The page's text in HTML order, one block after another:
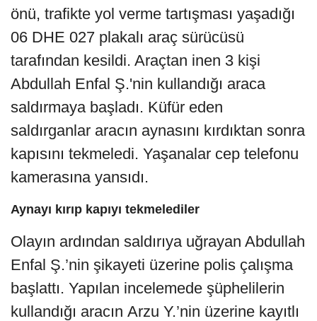
önü, trafikte yol verme tartışması yaşadığı
06 DHE 027 plakalı araç sürücüsü
tarafından kesildi. Araçtan inen 3 kişi
Abdullah Enfal Ş.'nin kullandığı araca
saldırmaya başladı. Küfür eden
saldırganlar aracın aynasını kırdıktan sonra
kapısını tekmeledi. Yaşanalar cep telefonu
kamerasına yansıdı.
Aynayı kırıp kapıyı tekmelediler
Olayın ardından saldırıya uğrayan Abdullah
Enfal Ş.’nin şikayeti üzerine polis çalışma
başlattı. Yapılan incelemede şüphelilerin
kullandığı aracın Arzu Y.’nin üzerine kayıtlı